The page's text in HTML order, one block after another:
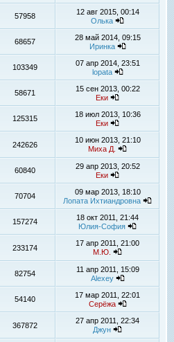
57958
12 авг 2015, 00:14
Олька
68657
28 май 2014, 09:15
Иринка
103349
07 апр 2014, 23:51
lopata
58671
15 сен 2013, 00:22
Еки
125315
18 июл 2013, 10:36
Еки
242626
10 июн 2013, 21:10
Миха Д.
60840
29 апр 2013, 20:52
Еки
70704
09 мар 2013, 18:10
Лопата Ихтиандровна
157274
18 окт 2011, 21:44
Юлия-София
233174
17 апр 2011, 21:00
М.Ю.
82754
11 апр 2011, 15:09
Alexey
54140
17 мар 2011, 22:01
Серёжа
367872
27 апр 2011, 22:34
Джун